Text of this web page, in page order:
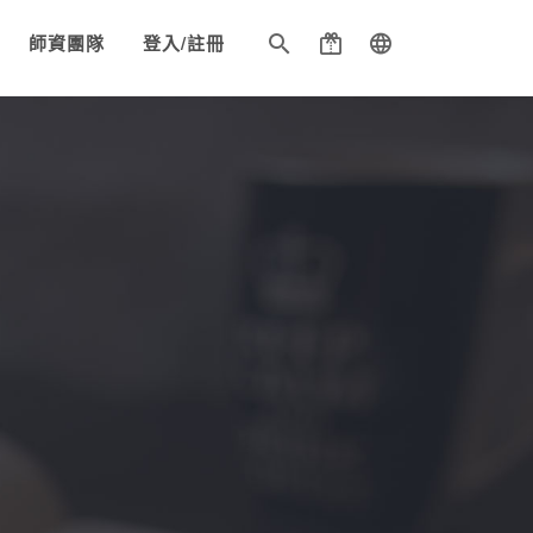
師資團隊 登入/註冊